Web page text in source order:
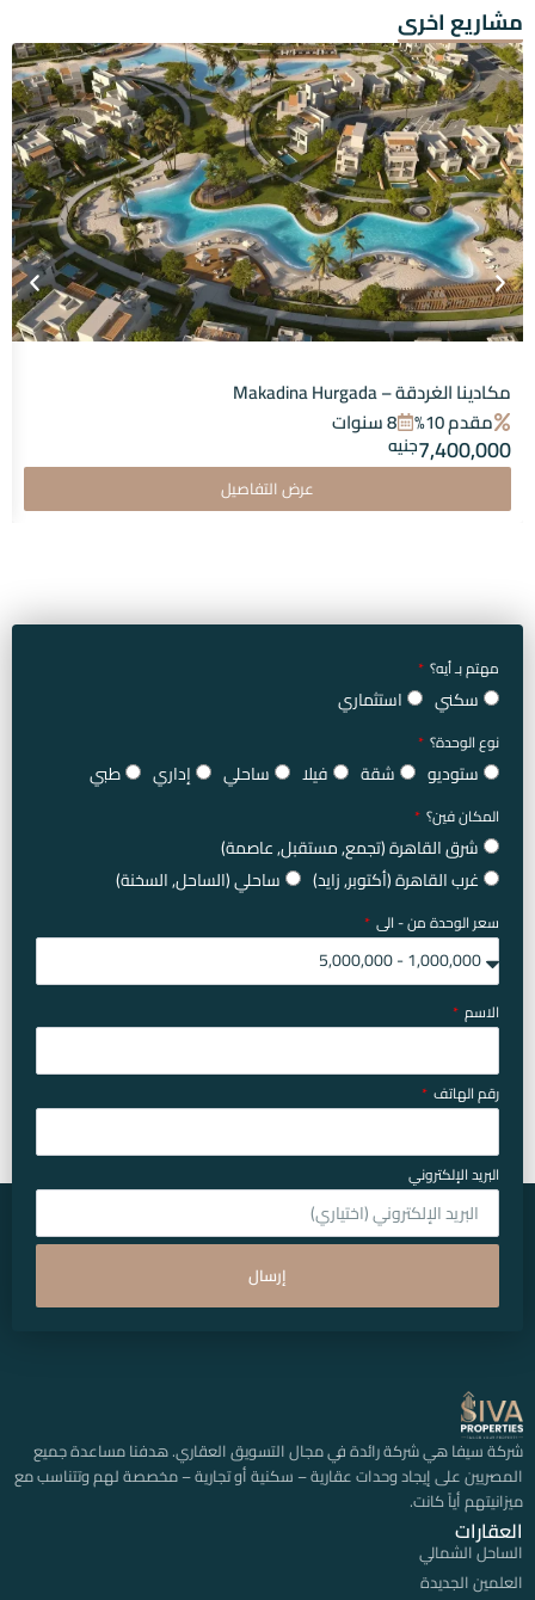
مشاريع اخرى
مكادينا الغردقة – Makadina Hurgada
مقدم 10%
8 سنوات
7,400,000جنيه
عرض التفاصيل
مهتم بـ أيه؟
سكني استثماري
نوع الوحدة؟
ستوديو شقة فيلا ساحلي إداري طبي
المكان فين؟
شرق القاهرة (تجمع, مستقبل, عاصمة)
غرب القاهرة (أكتوبر, زايد)
ساحلي (الساحل, السخنة)
سعر الوحدة من - الى
الاسم
رقم الهاتف
البريد الإلكتروني
إرسال
شركة سيفا هي شركة رائدة في مجال التسويق العقاري. هدفنا مساعدة جميع
المصريين على إيجاد وحدات عقارية – سكنية أو تجارية – مخصصة لهم وتتناسب مع
ميزانيتهم أياً كانت.
العقارات
الساحل الشمالي
العلمين الجديدة